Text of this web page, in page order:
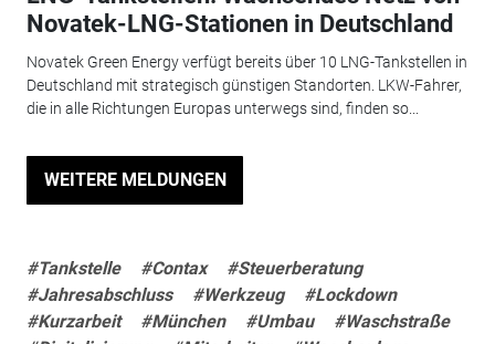
Novatek-LNG-Stationen in Deutschland
Novatek Green Energy verfügt bereits über 10 LNG-Tankstellen in
Deutschland mit strategisch günstigen Standorten. LKW-Fahrer,
die in alle Richtungen Europas unterwegs sind, finden so...
WEITERE MELDUNGEN
#Tankstelle #Contax
#Steuerberatung
#Jahresabschluss
#Werkzeug
#Lockdown
#Kurzarbeit
#München #Umbau
#Waschstraße